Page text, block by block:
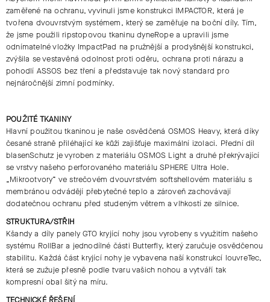
zaměřené na ochranu, vyvinuli jsme konstrukci IMPACTOR, která je
tvořena dvouvrstvým systémem, který se zaměřuje na boční díly. Tím,
že jsme použili ripstopovou tkaninu dyneRope a upravili jsme
odnímatelné vložky ImpactPad na pružnější a prodyšnější konstrukci,
zvýšila se vestavěná odolnost proti oděru, ochrana proti nárazu a
pohodlí ASSOS bez tření a představuje tak nový standard pro
nejnáročnější zimní podmínky.
POUŽITÉ TKANINY
Hlavní použitou tkaninou je naše osvědčená OSMOS Heavy, která díky
česané straně přiléhající ke kůži zajišťuje maximální izolaci. Přední díl
blasenSchutz je vyroben z materiálu OSMOS Light a druhé překrývající
se vrstvy našeho perforovaného materiálu SPHERE Ultra Hole.
„Mikrootvory“ ve strečovém dvouvrstvém softshellovém materiálu s
membránou odvádějí přebytečné teplo a zároveň zachovávají
dodatečnou ochranu před studeným větrem a vlhkostí ze silnice.
STRUKTURA/STŘIH
Kšandy a díly panely GTO kryjící nohy jsou vyrobeny s využitím našeho
systému RollBar a jednodílné části Butterfly, který zaručuje osvědčenou
stabilitu. Každá část kryjící nohy je vybavena naší konstrukcí louvreTec,
která se zužuje přesně podle tvaru vašich nohou a vytváří tak
kompresní obal šitý na míru.
TECHNICKÉ ŘEŠENÍ